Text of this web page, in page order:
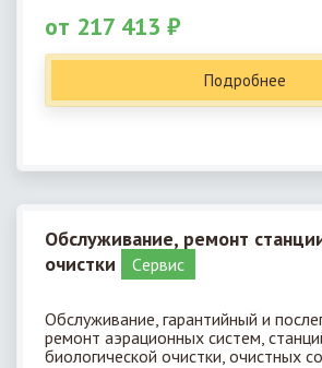
от 217 413 ₽
Подробнее
Обслуживание, ремонт
очистки
Cервис
Обслуживание, гарантийный и
ремонт аэрационных систем,
биологической очистки, очистных